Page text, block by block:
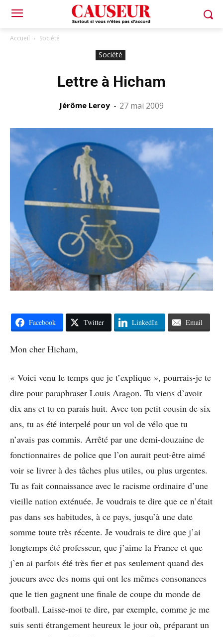
Accueil Société
Société
Lettre à Hicham
Jérôme Leroy - 27 mai 2009
Facebook Twitter LinkedIn Email
Mon cher Hicham,
« Voici venu le temps que je t’explique », pourrais-je te
dire pour paraphraser Louis Aragon. Tu viens d’avoir
dix ans et tu en parais huit. Avec ton petit cousin de six
ans, tu as été interpelé pour un vol de vélo que tu
n’avais pas commis. Arrêté par une demi-douzaine de
fonctionnaires de police que l’on aurait peut-être aimé
voir se livrer à des tâches plus utiles, ou plus urgentes.
Tu as fait connaissance avec le racisme ordinaire d’une
vieille nation exténuée. Je voudrais te dire que ce n’était
pas dans ses habitudes, à ce pays, jusqu’à une date
somme toute très récente. Je voudrais te dire que j’ai
longtemps été professeur, que j’aime la France et que
j’en ai parfois été très fier et pas seulement quand des
joueurs avec des noms qui ont les mêmes consonances
que le tien gagnent une finale de coupe du monde de
football. Laisse-moi te dire, par exemple, comme je me
suis senti étrangement heureux le jour où, préparant un